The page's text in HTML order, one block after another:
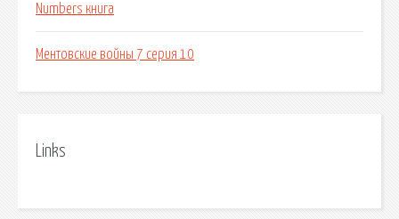
Numbers книга
Ментовские войны 7 серия 10
Links